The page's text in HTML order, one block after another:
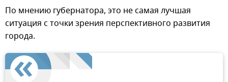
По мнению губернатора, это не самая лучшая
ситуация с точки зрения перспективного развития
города.